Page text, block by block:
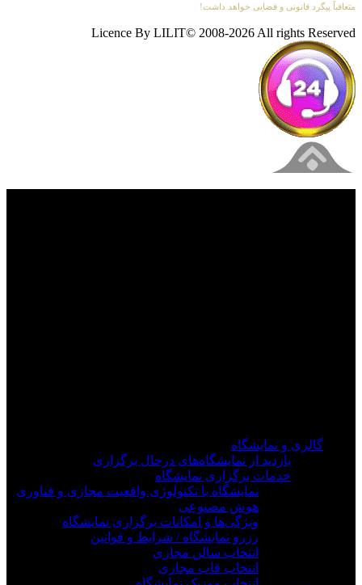
متعاقباً پیگرد قانونی و قضایی خواهد داشت!
Licence By LILIT© 2008-2026 All rights Reserved
گالری و نمایشگاه
بازدید از نمایشگاه‌های درحال برگزاری
خدمات برگزاری نمایشگاه
نمایشگاه با تکنولوژی واقعیت مجازی و فناوری
هوش مصنوعی
ویژگی‌ها و امکانات برگزاری نمایشگاه
رزرو نمایشگاه / شرایط و قوانین
انتخاب سالن مجازی
انتخاب قاب مجازی